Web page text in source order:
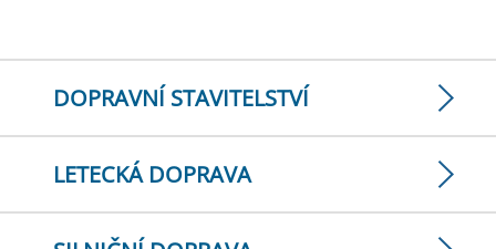
DOPRAVNÍ STAVITELSTVÍ
LETECKÁ DOPRAVA